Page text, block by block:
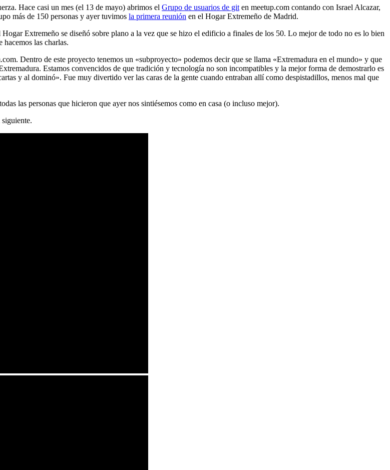
Hace casi un mes (el 13 de mayo) abrimos el Grupo de usuarios de git en meetup.com contando con Israel Alcazar,
más de 150 personas y ayer tuvimos la primera reunión en el Hogar Extremeño de Madrid.
Extremeño se diseñó sobre plano a la vez que se hizo el edificio a finales de los 50. Lo mejor de todo no es lo bien
hacemos las charlas.
Dentro de este proyecto tenemos un «subproyecto» podemos decir que se llama «Extremadura en el mundo» y que
Estamos convencidos de que tradición y tecnología no son incompatibles y la mejor forma de demostrarlo es
y al dominó». Fue muy divertido ver las caras de la gente cuando entraban allí como despistadillos, menos mal que
las personas que hicieron que ayer nos sintiésemos como en casa (o incluso mejor).